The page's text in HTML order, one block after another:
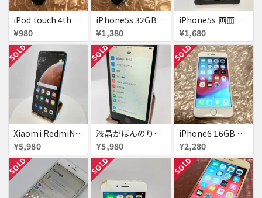
iPod touch 4th 32GB バッテリー劣化あり
¥980
iPhone5s 32GB docomo 画面割れ
¥1,380
iPhone5s 画面割れ
¥1,680
SOLD
Xiaomi RedmiNote9S SIMフリー 863954040594602
¥5,980
SOLD
液晶がほんのり黄色いiPhone SE
¥5,980
SOLD
iPhone6 16GB au 液晶表示不良
¥2,280
SOLD SOLD SOLD